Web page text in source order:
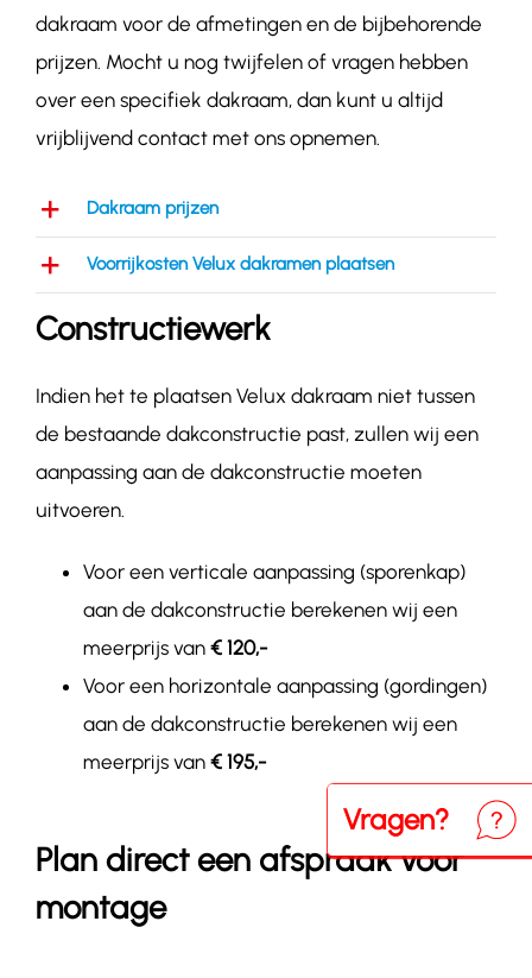
dakraam voor de afmetingen en de bijbehorende
prijzen. Mocht u nog twijfelen of vragen hebben
over een specifiek dakraam, dan kunt u altijd
vrijblijvend contact met ons opnemen.
Dakraam prijzen
Voorrijkosten Velux dakramen plaatsen
Constructiewerk
Indien het te plaatsen Velux dakraam niet tussen
de bestaande dakconstructie past, zullen wij een
aanpassing aan de dakconstructie moeten
uitvoeren.
Voor een verticale aanpassing (sporenkap)
aan de dakconstructie berekenen wij een
meerprijs van € 120,-
Voor een horizontale aanpassing (gordingen)
aan de dakconstructie berekenen wij een
meerprijs van € 195,-
Plan direct een afspraak voor
montage
Vragen?